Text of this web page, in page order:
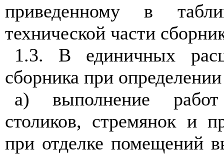
приведенному в
технической части
1.3. В единичных
сборника при
а) выполнение
столиков, стремянок и
при отделке помещений